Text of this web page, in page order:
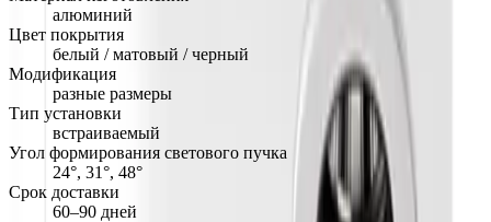
алюминий
Цвет покрытия
белый / матовый / черный
Модификация
разные размеры
Тип установки
встраиваемый
Угол формирования светового пучка
24°, 31°, 48°
Срок доставки
60–90 дней